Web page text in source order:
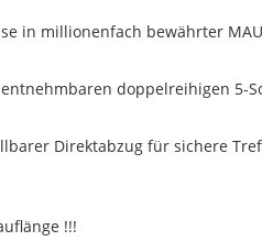
in millionenfach bewährter
doppelreihigen 5-
Direktabzug für sichere
!!!